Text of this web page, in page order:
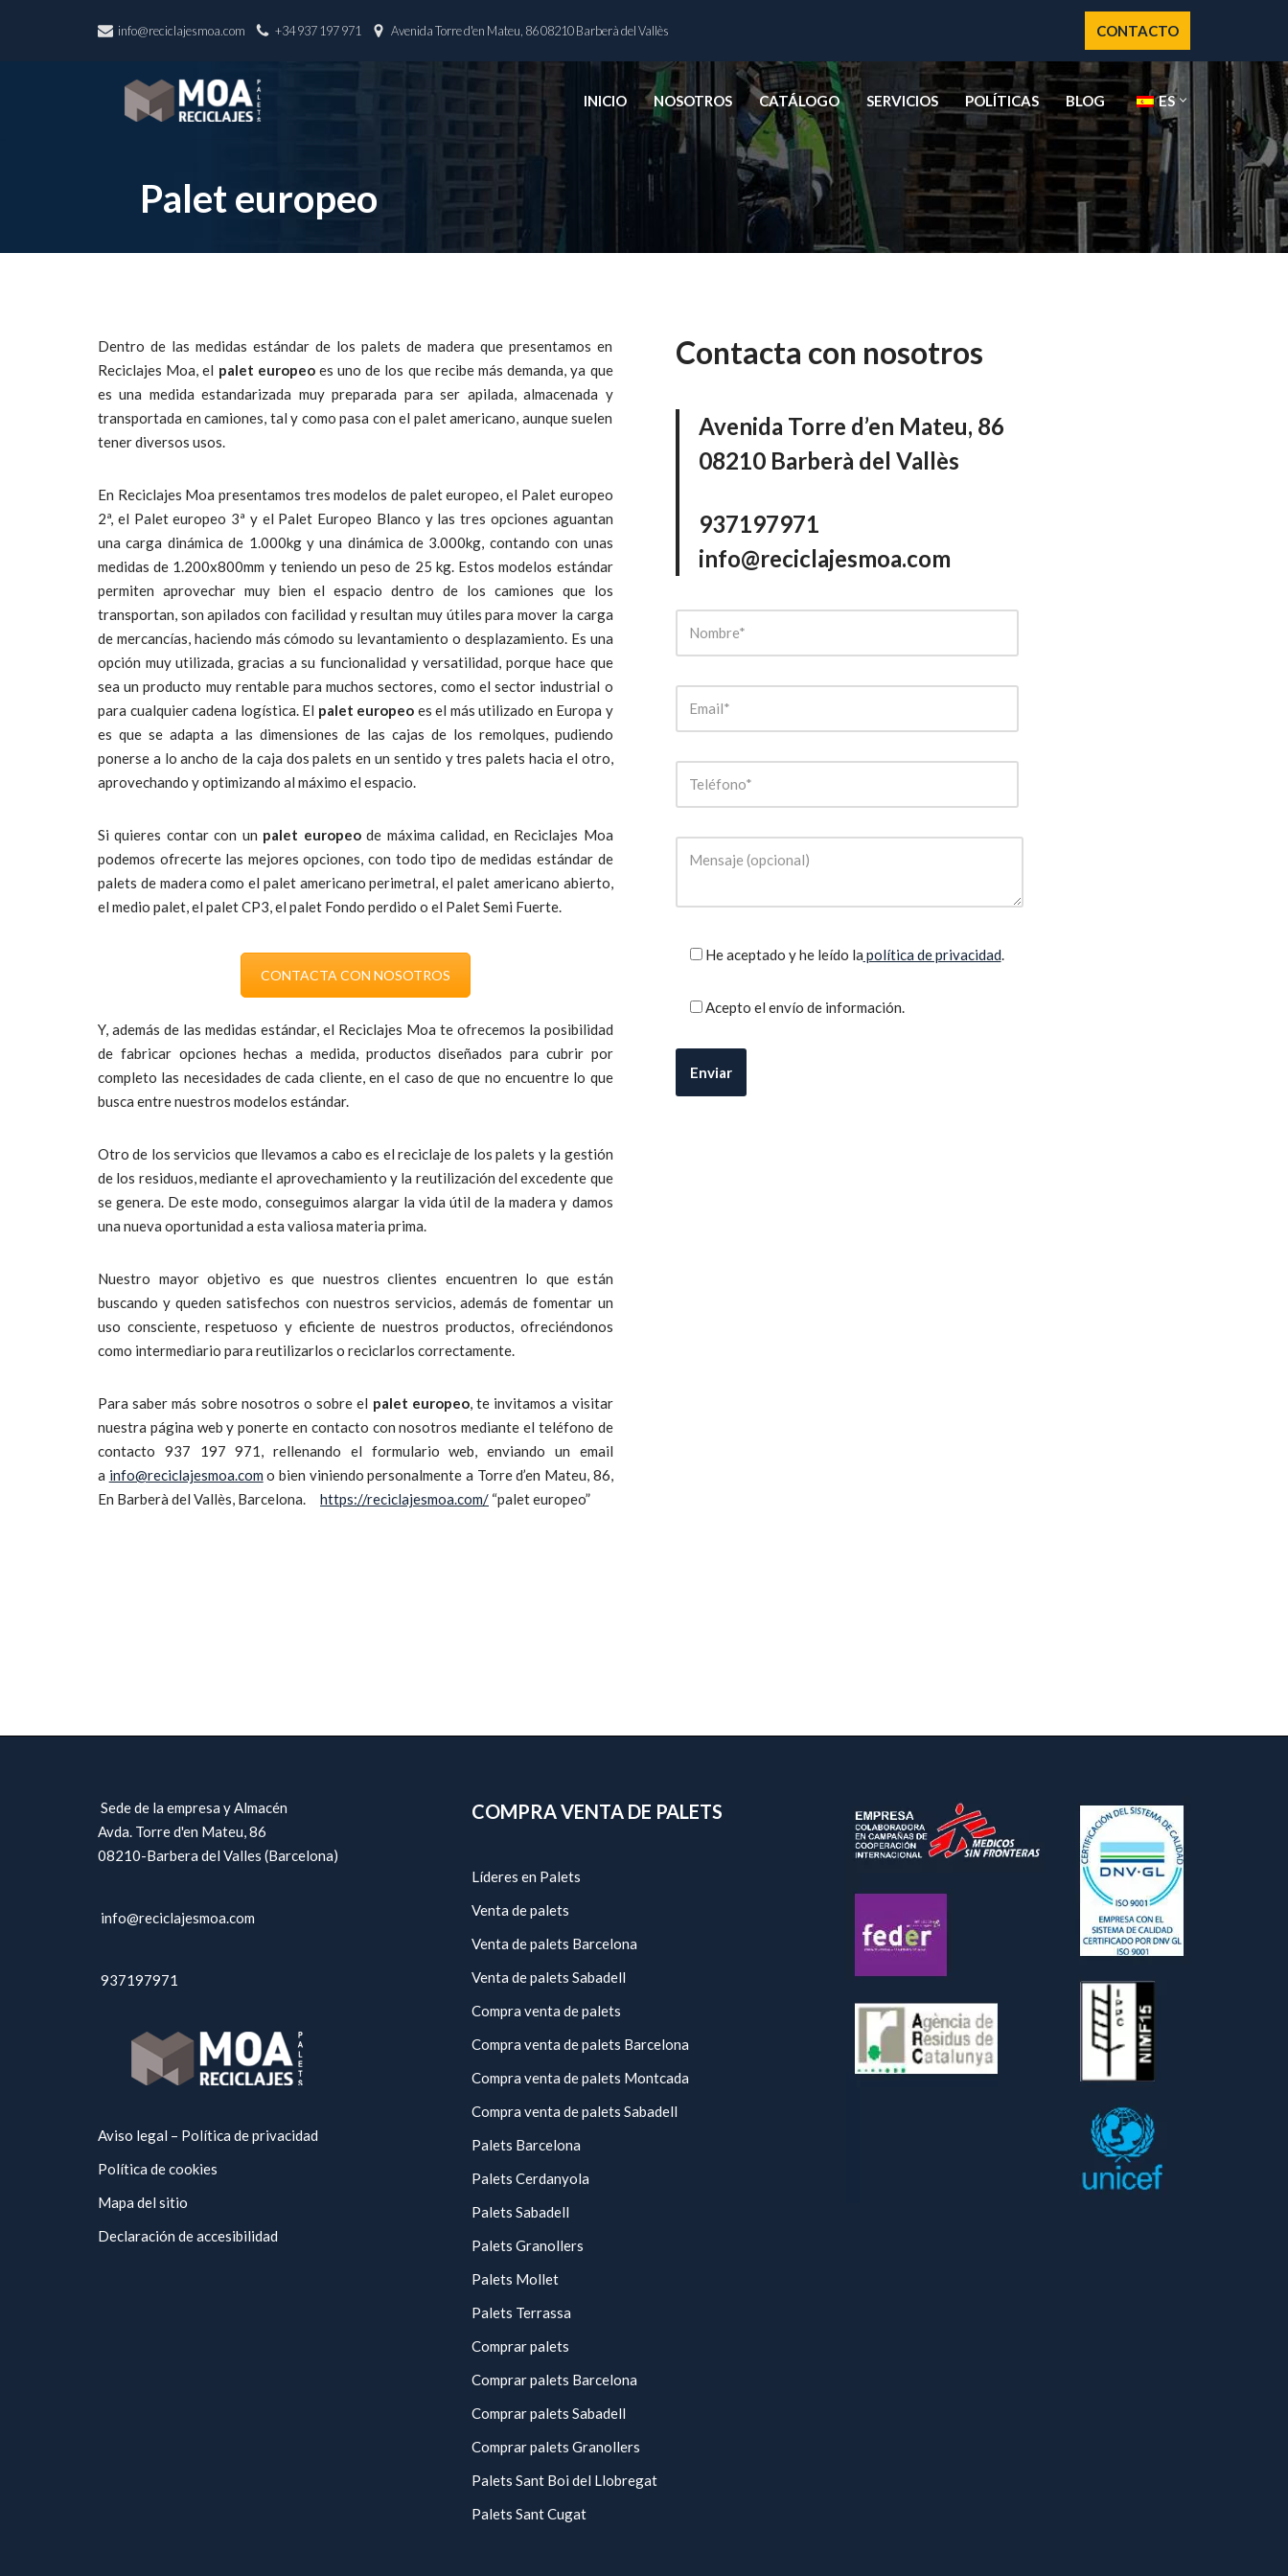
info@reciclajesmoa.com +34 937 197 971 Avenida Torre d'en Mateu, 86 08210 Barberà del Vallès CONTACTO
INICIO NOSOTROS CATÁLOGO SERVICIOS POLÍTICAS BLOG ES
Palet europeo
Dentro de las medidas estándar de los palets de madera que presentamos en
Reciclajes Moa, el palet europeo es uno de los que recibe más demanda, ya que
es una medida estandarizada muy preparada para ser apilada, almacenada y
transportada en camiones, tal y como pasa con el palet americano, aunque suelen
tener diversos usos.
En Reciclajes Moa presentamos tres modelos de palet europeo, el Palet europeo
2ª, el Palet europeo 3ª y el Palet Europeo Blanco y las tres opciones aguantan
una carga dinámica de 1.000kg y una dinámica de 3.000kg, contando con unas
medidas de 1.200x800mm y teniendo un peso de 25 kg. Estos modelos estándar
permiten aprovechar muy bien el espacio dentro de los camiones que los
transportan, son apilados con facilidad y resultan muy útiles para mover la carga
de mercancías, haciendo más cómodo su levantamiento o desplazamiento. Es una
opción muy utilizada, gracias a su funcionalidad y versatilidad, porque hace que
sea un producto muy rentable para muchos sectores, como el sector industrial o
para cualquier cadena logística. El palet europeo es el más utilizado en Europa y
es que se adapta a las dimensiones de las cajas de los remolques, pudiendo
ponerse a lo ancho de la caja dos palets en un sentido y tres palets hacia el otro,
aprovechando y optimizando al máximo el espacio.
Si quieres contar con un palet europeode máxima calidad, en Reciclajes Moa
podemos ofrecerte las mejores opciones, con todo tipo de medidas estándar de
palets de madera como el palet americano perimetral, el palet americano abierto,
el medio palet, el palet CP3, el palet Fondo perdido o el Palet Semi Fuerte.
CONTACTA CON NOSOTROS
Y, además de las medidas estándar, el Reciclajes Moa te ofrecemos la posibilidad
de fabricar opciones hechas a medida, productos diseñados para cubrir por
completo las necesidades de cada cliente, en el caso de que no encuentre lo que
busca entre nuestros modelos estándar.
Otro de los servicios que llevamos a cabo es el reciclaje de los palets y la gestión
de los residuos, mediante el aprovechamiento y la reutilización del excedente que
se genera. De este modo, conseguimos alargar la vida útil de la madera y damos
una nueva oportunidad a esta valiosa materia prima.
Nuestro mayor objetivo es que nuestros clientes encuentren lo que están
buscando y queden satisfechos con nuestros servicios, además de fomentar un
uso consciente, respetuoso y eficiente de nuestros productos, ofreciéndonos
como intermediario para reutilizarlos o reciclarlos correctamente.
Para saber más sobre nosotros o sobre el palet europeo, te invitamos a visitar
nuestra página web y ponerte en contacto con nosotros mediante el teléfono de
contacto 937 197 971, rellenando el formulario web, enviando un email
a info@reciclajesmoa.com o bien viniendo personalmente a Torre d’en Mateu, 86,
En Barberà del Vallès, Barcelona. https://reciclajesmoa.com/ “palet europeo”
Contacta con nosotros
Avenida Torre d’en Mateu, 86
08210 Barberà del Vallès
937197971
info@reciclajesmoa.com
He aceptado y he leído la política de privacidad
Acepto el envío de información.
Sede de la empresa y Almacén
Avda. Torre d'en Mateu, 86
08210-Barbera del Valles (Barcelona)
info@reciclajesmoa.com
937197971
Aviso legal – Política de privacidad
Política de cookies
Mapa del sitio
Declaración de accesibilidad
COMPRA VENTA DE PALETS
Líderes en Palets
Venta de palets
Venta de palets Barcelona
Venta de palets Sabadell
Compra venta de palets
Compra venta de palets Barcelona
Compra venta de palets Montcada
Compra venta de palets Sabadell
Palets Barcelona
Palets Cerdanyola
Palets Sabadell
Palets Granollers
Palets Mollet
Palets Terrassa
Comprar palets
Comprar palets Barcelona
Comprar palets Sabadell
Comprar palets Granollers
Palets Sant Boi del Llobregat
Palets Sant Cugat